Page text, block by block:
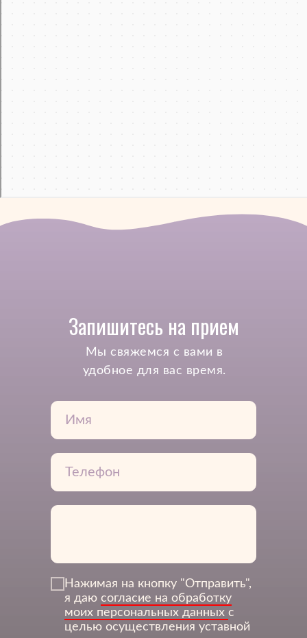
Запишитесь на прием
Mы свяжемся с вами в
удобное для вас время.
Нажимая на кнопку "Отправить",
я даю согласие на обработку
моих персональных данных с
целью осуществления уставной